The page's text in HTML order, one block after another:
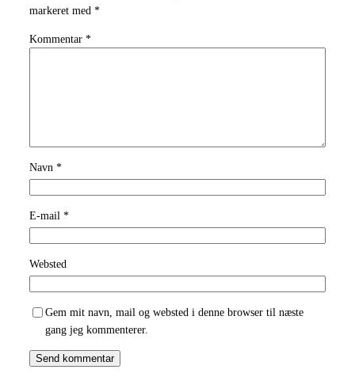
markeret med *
Kommentar *
Navn *
E-mail *
Websted
Gem mit navn, mail og websted i denne browser til næste
gang jeg kommenterer.